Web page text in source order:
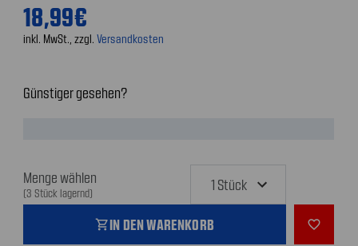
18,99€
inkl. MwSt., zzgl. Versandkosten
Günstiger gesehen?
Menge wählen
(3 Stück lagernd)
shopping_cartIN DEN WARENKORB favorite_outline